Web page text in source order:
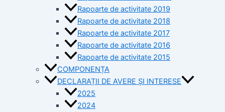
Rapoarte de activitate 2019
Rapoarte de activitate 2018
Rapoarte de activitate 2017
Rapoarte de activitate 2016
Rapoarte de activitate 2015
COMPONENȚA
DECLARAȚII DE AVERE ȘI INTERESE
2025
2024